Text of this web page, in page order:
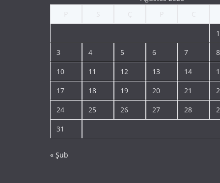
1
3 4 5 6 7 8
10 11 12 13 14
17 18 19 20 21
24 25 26 27 28
31
« Şub